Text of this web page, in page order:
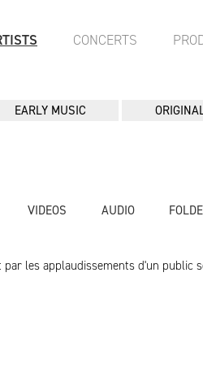
CONCERTS
EARLY MUSIC
VIDEOS AUDIO
les applaudissements d'un public